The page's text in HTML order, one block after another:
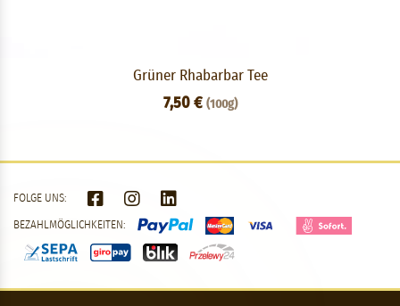
Grüner Rhabarbar Tee
7,50 € (100g)
FOLGE UNS:
BEZAHLMÖGLICHKEITEN: